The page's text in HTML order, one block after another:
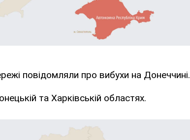
повідомляли про вибухи на Донеччині.
та Харківській областях.